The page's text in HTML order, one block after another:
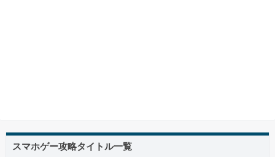
スマホゲー攻略タイトル一覧